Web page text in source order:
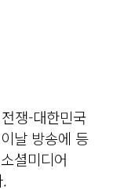
쟁-대한민국
날 방송에 등
셜미디어